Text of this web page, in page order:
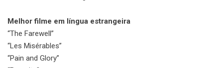
Melhor filme em língua estrangeira
“The Farewell”
“Les Misérables”
“Pain and Glory”